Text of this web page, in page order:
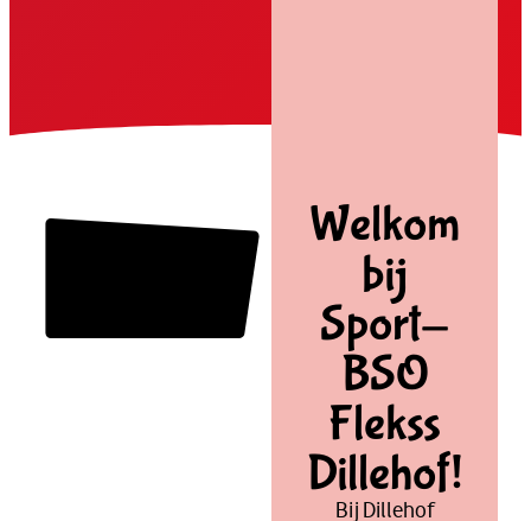
Welkom
bij
Sport-
BSO
Flekss
Dillehof!
Bij Dillehof